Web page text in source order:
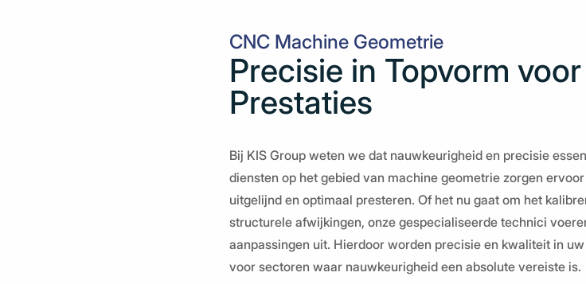
Precisie in Topvorm
Prestaties
CNC Machine Geometrie
Bij KIS Group weten we dat nauwkeurigheid en precisie
diensten op het gebied van machine geometrie zorgen
uitgelijnd en optimaal presteren. Of het nu gaat om het
structurele afwijkingen, onze gespecialiseerde technici
aanpassingen uit. Hierdoor worden precisie en kwaliteit in
voor sectoren waar nauwkeurigheid een absolute vereiste is.